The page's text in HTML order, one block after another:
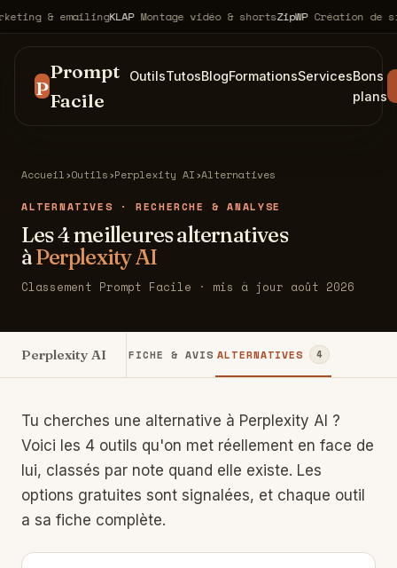
& emailingKLAPMontage vidéo & shortsZipWPCréation de
P
Prompt
Facile
OutilsTutosBlogFormationsServicesBons
plans
Accueil›Outils›Perplexity AI›Alternatives
ALTERNATIVES · RECHERCHE & ANALYSE
Les 4 meilleures alternatives
àPerplexity AI
Classement Prompt Facile · mis à jour août 2026
Perplexity AI FICHE & AVIS ALTERNATIVES 4
Tu cherches une alternative à Perplexity AI ?
Voici les 4 outils qu'on met réellement en face de
lui, classés par note quand elle existe. Les
options gratuites sont signalées, et chaque outil
a sa fiche complète.